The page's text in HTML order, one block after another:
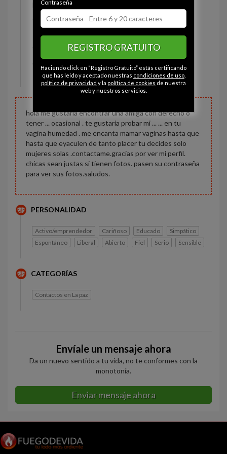
Estado civil:
Ojos: Marrón
Constitución: Delgado
Altura: 175 cm
Peso: 75 kg
hola me gustaria encontrar una amiga con derecho o
tener ... ocasional . te gustaria probar mi ... ... en tu
vagina humedad . me encanta mamar vaginas hasta que
hasta que eyaculen de tanto placer tu decides solo
mujeres solas .contactame.gracias por ver mi perfil.
chicas sean justas si tienen fotos. pasen su contraseña
para ver sus fotos.saludos.
PERSONALIDAD
Activo/emprendedor Cariñoso Educado
Simpático
Espontáneo
Liberal Abierto Fiel Serio Sensible
CATEGORÍAS
Contactos en La paz
Envíale un mensaje ahora
Da un nuevo sentido a tu vida, no te conformes con la
monotonía.
Enviar mensaje ahora
Contraseña
REGISTRO GRATUITO
Haciendo click en “Registro Gratuito” estás certificando
que has leído y aceptado nuestras condiciones de uso,
política de privacidad y la política de cookies de nuestra
web y nuestros servicios.